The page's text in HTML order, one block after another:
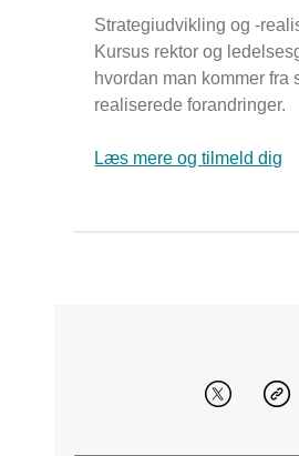
Strategiudvikling og -
Kursus rektor og
hvordan man kommer fra
realiserede forandringer.
Læs mere og tilmeld dig